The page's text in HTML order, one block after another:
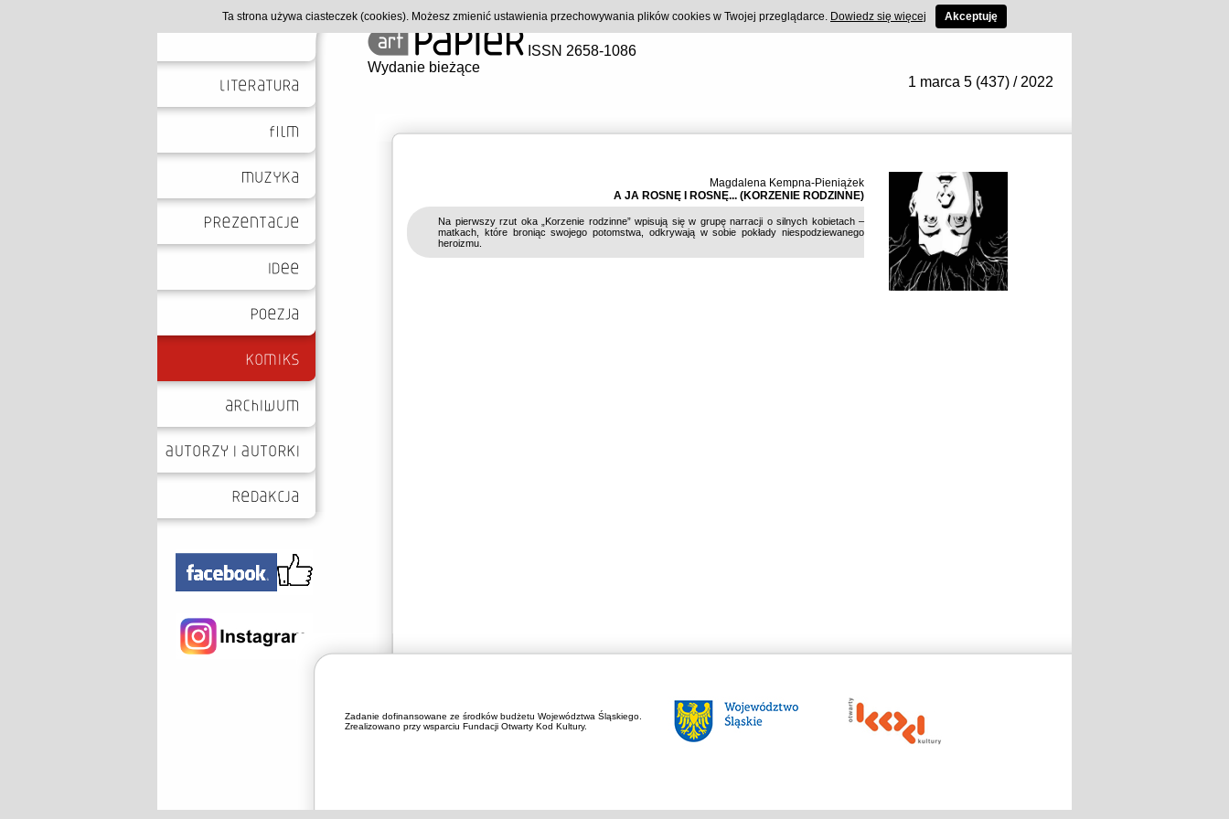
ISSN 2658-1086
Wydanie bieżące
1 marca 5 (437) / 2022
Magdalena Kempna-Pieniążek
A JA ROSNĘ I ROSNĘ... (KORZENIE RODZINNE)
Na pierwszy rzut oka „Korzenie rodzinne” wpisują się w grupę narracji o silnych kobietach –
matkach, które broniąc swojego potomstwa, odkrywają w sobie pokłady niespodziewanego
heroizmu.
Zadanie dofinansowane ze środków budżetu Województwa Śląskiego.
Zrealizowano przy wsparciu Fundacji Otwarty Kod Kultury.
Ta strona używa ciasteczek (cookies). Możesz zmienić ustawienia przechowywania plików cookies w Twojej przeglądarce. Dowiedz się więcej Akceptuję